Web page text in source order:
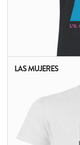
LAS MUJERES